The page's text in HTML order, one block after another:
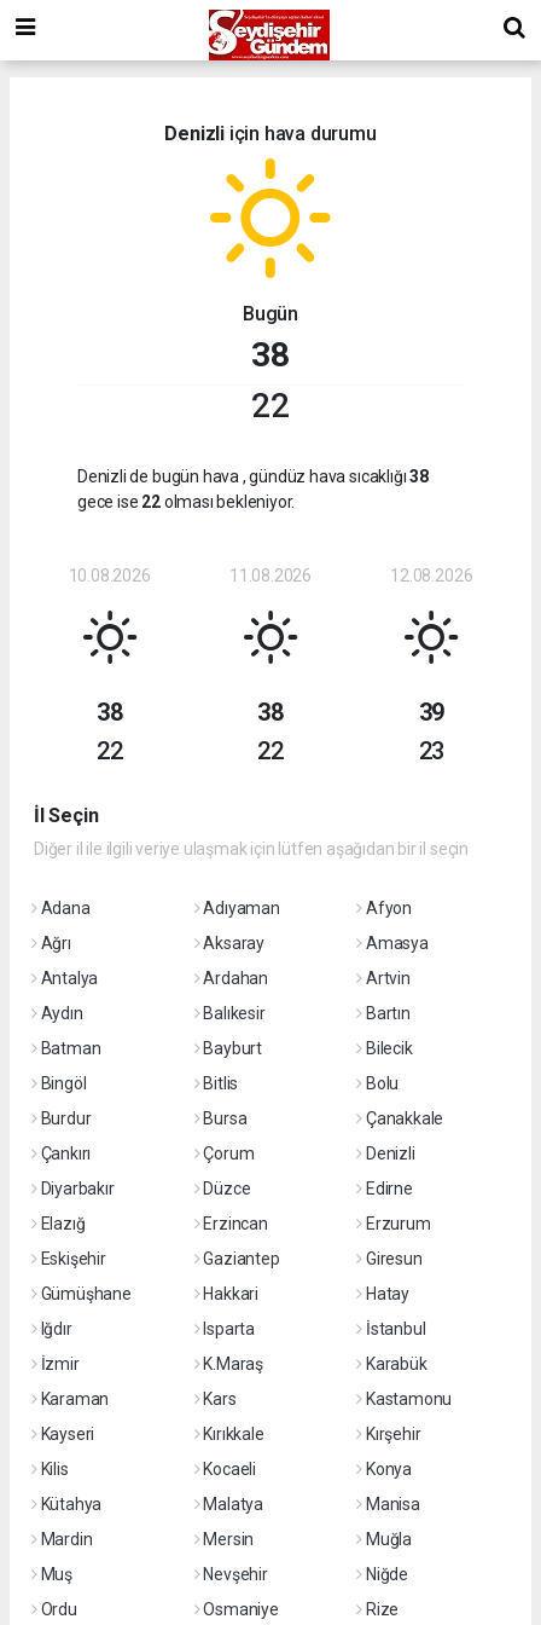
Denizliiçin hava durumu
Bugün
38
22
Denizli de bugün hava , gündüz hava sıcaklığı38
gece ise 22olması bekleniyor.
10.08.2026
38
22
11.08.2026
38
22
12.08.2026
39
23
İl Seçin
Diğer il ile ilgili veriye ulaşmak için lütfen aşağıdan bir il seçin
Adana Adıyaman
Afyon
Ağrı
Aksaray
Amasya
Antalya
Ardahan
Artvin
Aydın
Balıkesir
Bartın
Batman
Bayburt
Bilecik
Bingöl
Bitlis
Bolu
Burdur
Bursa
Çanakkale
Çankırı
Çorum
Denizli
Diyarbakır
Düzce
Edirne
Elazığ
Erzincan
Erzurum
Eskişehir
Gaziantep
Giresun
Gümüşhane
Hakkari
Hatay
Iğdır
Isparta
İstanbul
İzmir
K.Maraş
Karabük
Karaman
Kars
Kastamonu
Kayseri
Kırıkkale
Kırşehir
Kilis
Kocaeli
Konya
Kütahya
Malatya
Manisa
Mardin
Mersin
Muğla
Muş
Nevşehir
Niğde
Ordu
Osmaniye Rize